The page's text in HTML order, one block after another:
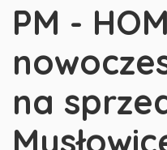
PM -
na